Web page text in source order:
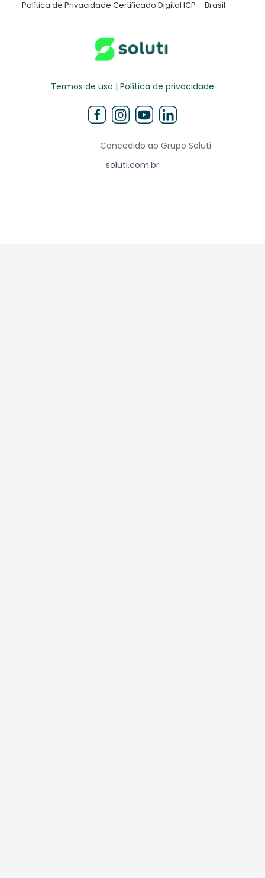
Política de Privacidade Certificado Digital ICP – Brasil ​
Termos de uso | Política de privacidade
Concedido ao Grupo Soluti
soluti.com.br